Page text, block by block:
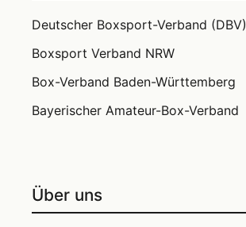
Deutscher Boxsport-Verband (DBV)
Boxsport Verband NRW
Box-Verband Baden-Württemberg
Bayerischer Amateur-Box-Verband
Über uns